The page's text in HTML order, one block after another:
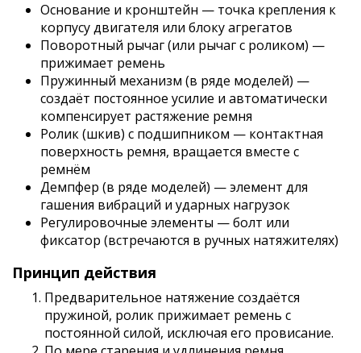
Основание и кронштейн — точка крепления к
корпусу двигателя или блоку агрегатов
Поворотный рычаг (или рычаг с роликом) —
прижимает ремень
Пружинный механизм (в ряде моделей) —
создаёт постоянное усилие и автоматически
компенсирует растяжение ремня
Ролик (шкив) с подшипником — контактная
поверхность ремня, вращается вместе с
ремнём
Демпфер (в ряде моделей) — элемент для
гашения вибраций и ударных нагрузок
Регулировочные элементы — болт или
фиксатор (встречаются в ручных натяжителях)
Принцип действия
Предварительное натяжение создаётся
пружиной, ролик прижимает ремень с
постоянной силой, исключая его провисание.